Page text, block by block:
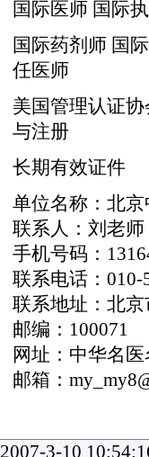
国际医师 国际
国际药剂师 国
任医师
美国管理认证
与注册
长期有效证件
单位名称：北
联系人：刘老师
手机号码：
联系电话：010-
联系地址：北
邮编：100071
网址：中华名
邮箱：
2007-3-10